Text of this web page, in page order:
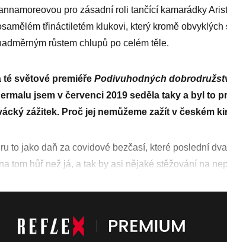
pro zásadní roli tančící kamarádky
třináctiletém klukovi, který kromě
růstem chlupů po celém těle.
té světové premiéře Podivuhodných
jsem v červenci 2019 seděla taky a byl to
zážitek. Proč jej nemůžeme zažít v českém
to jako daň za covidové bezčasí, které poslední
tom hůř než já, a tak by asi nějaké stěžování na